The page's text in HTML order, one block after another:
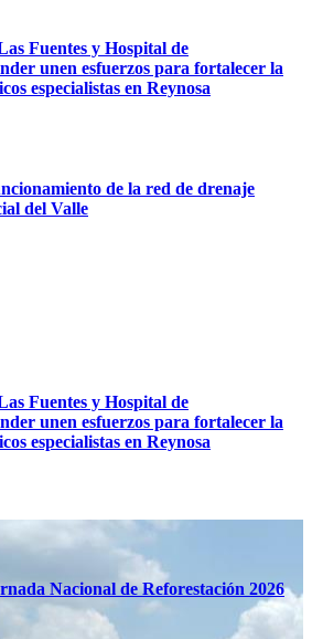
Fuentes y Hospital de
unen esfuerzos para fortalecer la
especialistas en Reynosa
de la red de drenaje
del Valle
Fuentes y Hospital de
unen esfuerzos para fortalecer la
especialistas en Reynosa
Nacional de Reforestación 2026